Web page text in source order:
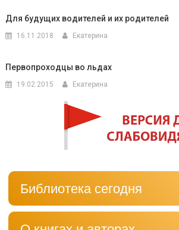
Для будущих водителей и их родителей
16.11.2018 Екатерина
Первопроходцы во льдах
19.02.2015 Екатерина
Библиотека сегодня